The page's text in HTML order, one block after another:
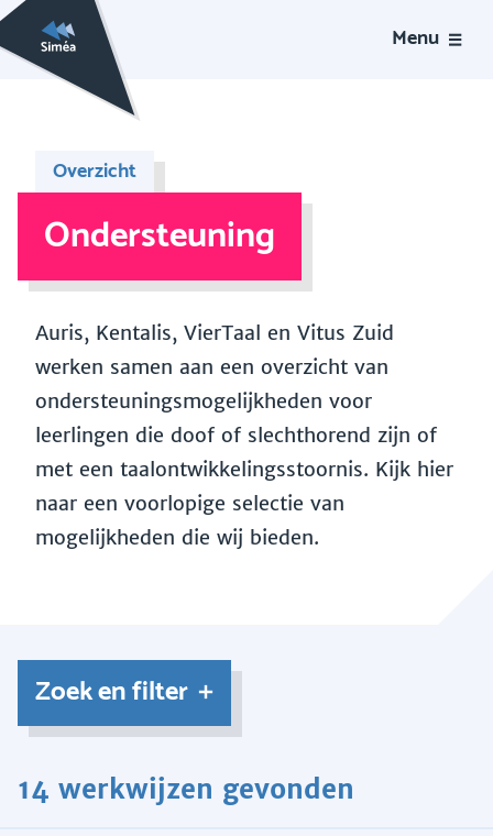
Menu
Overzicht
Ondersteuning
Auris, Kentalis, VierTaal en Vitus Zuid
werken samen aan een overzicht van
ondersteuningsmogelijkheden voor
leerlingen die doof of slechthorend zijn of
met een taalontwikkelingsstoornis. Kijk hier
naar een voorlopige selectie van
mogelijkheden die wij bieden.
Zoek en filter
14 werkwijzen gevonden